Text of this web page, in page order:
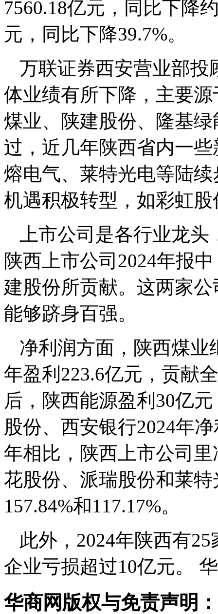
7560.18亿元，同比下降
元，同比下降39.7%。
万联证券西安营业部投
体业绩有所下降，主要
煤业、陕建股份、隆基
过，近几年陕西省内一
熔电气、莱特光电等陆
机遇积极转型，如彩虹
上市公司是各行业龙
陕西上市公司2024年报
建股份所贡献。这两家
能够跻身百强。
净利润方面，陕西煤业
年盈利223.6亿元，贡献
后，陕西能源盈利30亿
股份、西安银行2024年
年相比，陕西上市公司
花股份、派瑞股份和莱
157.84%和117.17%。
此外，2024年陕西有
企业亏损超过10亿元。
华商网版权与免责声明：